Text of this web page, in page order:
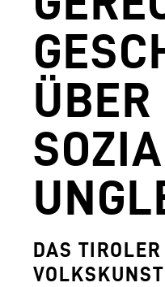
DOWNLOADS
HOFKIRCHE
DAS TIROL
AGUNTUM
ÜBER
DAS TIROLER